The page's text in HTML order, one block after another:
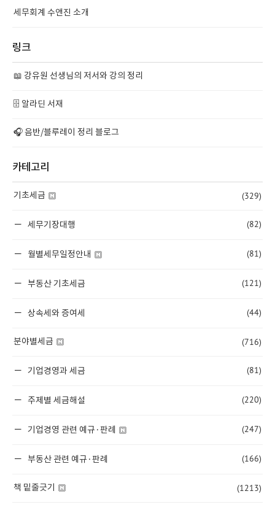
세무회계 수앤진 소개
링크
📖 강유원 선생님의 저서와 강의 정리
🗄️ 알라딘 서재
🎧 음반/블루레이 정리 블로그
카테고리
기초세금 (329)
세무기장대행 (82)
월별세무일정안내 (81)
부동산 기초세금 (121)
상속세와 증여세 (44)
분야별세금 (716)
기업경영과 세금 (81)
주제별 세금해설 (220)
기업경영 관련 예규·판례 (247)
부동산 관련 예규·판례 (166)
책 밑줄긋기 (1213)